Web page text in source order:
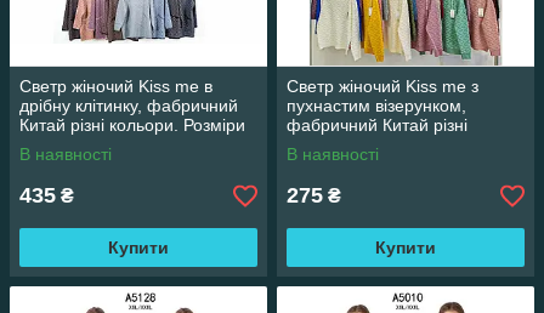
Светр жіночий Kiss me в
дрібну клітинку, фабричний
Китай різні кольори. Розміри
оверсайз
В наявності
435 ₴
Купити
Светр жіночий Kiss me з
пухнастим візерунком,
фабричний Китай різні
кольори. Розміри XL/XXL -
XXL/XXXL
В наявності
275 ₴
Купити